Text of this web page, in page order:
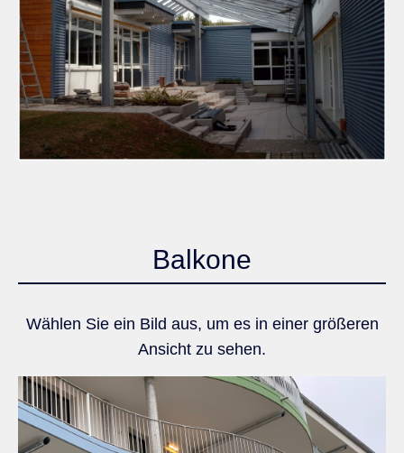
Balkone
Wählen Sie ein Bild aus, um es in einer größeren
Ansicht zu sehen.